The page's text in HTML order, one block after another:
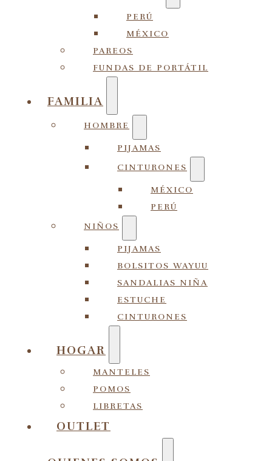
PERÚ
MÉXICO
PAREOS
FUNDAS DE PORTÁTIL
FAMILIA
HOMBRE
PIJAMAS
CINTURONES
MÉXICO
PERÚ
NIÑOS
PIJAMAS
BOLSITOS WAYUU
SANDALIAS NIÑA
ESTUCHE
CINTURONES
HOGAR
MANTELES
POMOS
LIBRETAS
OUTLET